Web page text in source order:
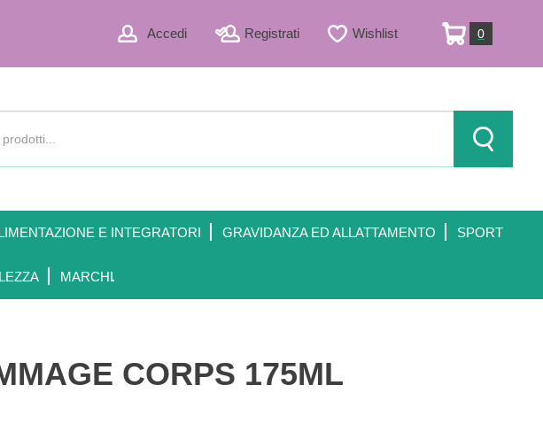
Accedi Registrati Wishlist 0
ARTICOLI
Cerca
E INTEGRATORI GRAVIDANZA ED ALLATTAMENTO SPORT
MARCHI
CORPS 175ML